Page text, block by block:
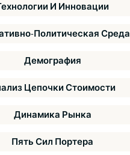
И Инновации
Политическая Среда
Демография
Цепочки Стоимости
Динамика Рынка
Пять Сил Портера